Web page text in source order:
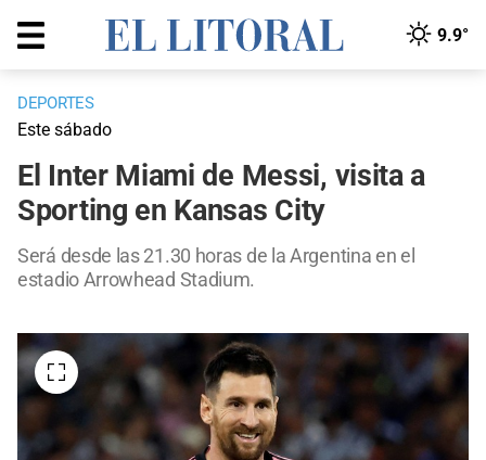
9.9°
DEPORTES
Este sábado
El Inter Miami de Messi, visita a
Sporting en Kansas City
Será desde las 21.30 horas de la Argentina en el
estadio Arrowhead Stadium.